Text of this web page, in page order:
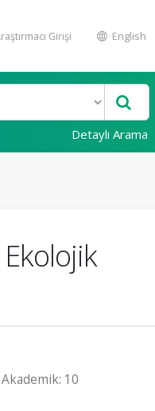
Girişi English
Detaylı Arama
10